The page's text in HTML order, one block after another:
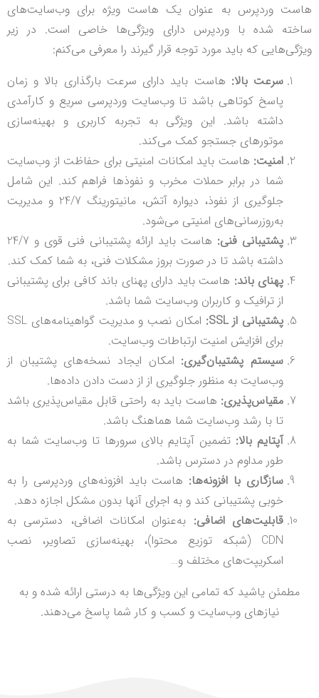
هاست وردپرس به عنوان یک هاست ویژه برای وب‌سایت‌های
ساخته شده با وردپرس دارای ویژگی‌ها خاصی است. در زیر
ویژگی‌هایی که باید مورد توجه قرار گیرند را معرفی می‌کنم:
سرعت بالا: هاست باید دارای سرعت بارگذاری بالا و زمان
پاسخ کوتاهی باشد تا وب‌سایت وردپرسی سریع و کارآمدی
داشته باشد. این ویژگی به تجربه کاربری و بهینه‌سازی
موتورهای جستجو کمک می‌کند.
امنیت: هاست باید امکانات امنیتی برای حفاظت از وب‌سایت
شما در برابر حملات مخرب و نفوذ‌ها فراهم کند. این شامل
جلوگیری از نفوذ، دیواره آتش، مانیتورینگ 24/7 و مدیریت
به‌روزرسانی‌های امنیتی می‌شود.
پشتیبانی فنی:
هاست باید ارائه پشتیبانی فنی قوی و 24/7
داشته باشد تا در صورت بروز مشکلات فنی، به شما کمک کند.
پهنای باند: هاست باید دارای پهنای باند کافی برای پشتیبانی
از ترافیک و کاربران وب‌سایت شما باشد.
پشتیبانی از SSL:
امکان نصب و مدیریت گواهینامه‌های SSL
برای افزایش امنیت ارتباطات وب‌سایت.
سیستم پشتیبان‌گیری: امکان ایجاد نسخه‌های پشتیبان از
وب‌سایت به منظور جلوگیری از از دست دادن داده‌ها.
مقیاس‌پذیری: هاست باید به راحتی قابل مقیاس‌پذیری باشد
تا با رشد وب‌سایت شما هماهنگ باشد.
آپتایم بالا: تضمین آپتایم بالای سرورها تا وب‌سایت شما به
طور مداوم در دسترس باشد.
سازگاری با افزونه‌ها: هاست باید افزونه‌های وردپرسی را به
خوبی پشتیبانی کند و به اجرای آنها بدون مشکل اجازه دهد.
قابلیت‌های اضافی: به‌عنوان امکانات اضافی، دسترسی به
CDN (شبکه توزیع محتوا)، بهینه‌سازی تصاویر، نصب
اسکریپت‌های مختلف و…
مطمئن یاشید که تمامی این ویژگی‌ها به درستی ارائه شده و به
نیازهای وب‌سایت و کسب و کار شما پاسخ می‌دهند.